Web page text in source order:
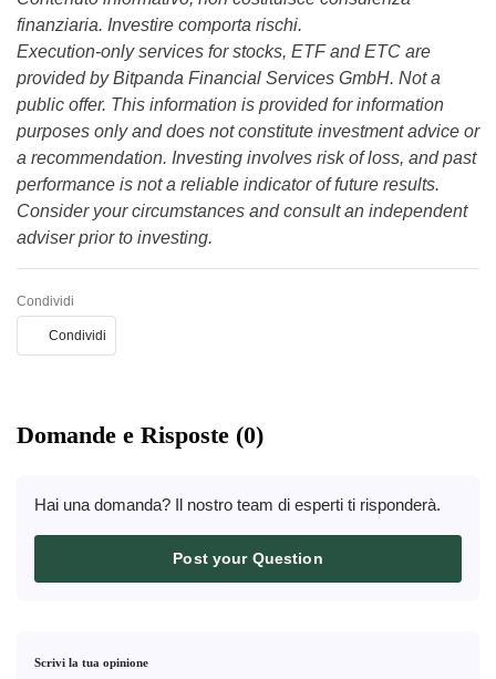
finanziaria. Investire comporta rischi.
Execution-only services for stocks, ETF and ETC are
provided by Bitpanda Financial Services GmbH. Not a
public offer. This information is provided for information
purposes only and does not constitute investment advice or
a recommendation. Investing involves risk of loss, and past
performance is not a reliable indicator of future results.
Consider your circumstances and consult an independent
adviser prior to investing.
Condividi
Condividi
Domande e Risposte (0)
Hai una domanda? Il nostro team di esperti ti risponderà.
Post your Question
Scrivi la tua opinione